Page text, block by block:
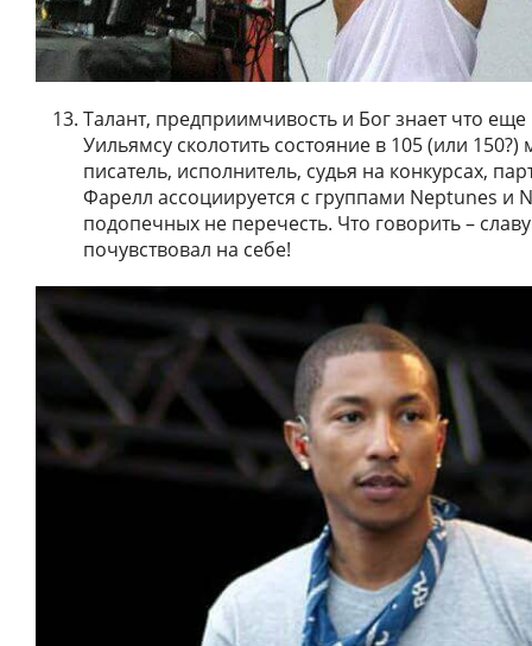
Талант, предприимчивость и Бог знает что
Уильямсу сколотить состояние в 105 (или
писатель, исполнитель, судья на конкурсах,
Фарелл ассоциируется с группами Neptunes и
подопечных не перечесть. Что говорить –
почувствовал на себе!